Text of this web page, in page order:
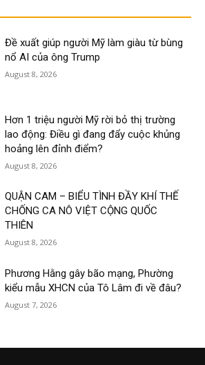
Đề xuất giúp người Mỹ làm giàu từ bùng
nổ AI của ông Trump
August 8, 2026
Hơn 1 triệu người Mỹ rời bỏ thị trường
lao động: Điều gì đang đẩy cuộc khủng
hoảng lên đỉnh điểm?
August 8, 2026
QUẬN CAM – BIỂU TÌNH ĐẦY KHÍ THẾ
CHỐNG CA NÔ VIỆT CỘNG QUỐC
THIÊN
August 8, 2026
Phương Hằng gây bão mạng, Phường
kiểu mẫu XHCN của Tô Lâm đi về đâu?
August 7, 2026